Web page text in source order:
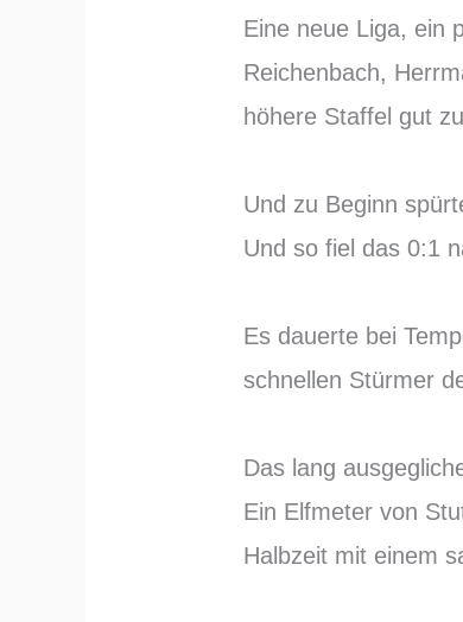
Eine neue Liga, ein
Reichenbach,
höhere Staffel gut
Und zu Beginn
Und so fiel das 0:1
Es dauerte bei
schnellen Stürmer
Das lang
Ein Elfmeter von
Halbzeit mit einem